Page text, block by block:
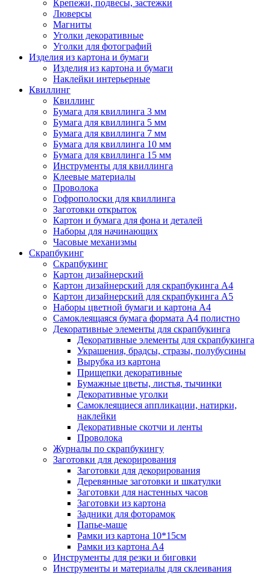
Крепежи, подвесы, застежки
Люверсы
Магниты
Уголки декоративные
Уголки для фотографий
Изделия из картона и бумаги
Изделия из картона и бумаги
Наклейки интерьерные
Квиллинг
Квиллинг
Бумага для квиллинга 3 мм
Бумага для квиллинга 5 мм
Бумага для квиллинга 7 мм
Бумага для квиллинга 10 мм
Бумага для квиллинга 15 мм
Инструменты для квиллинга
Клеевые материалы
Проволока
Гофрополоски для квиллинга
Заготовки открыток
Картон и бумага для фона и деталей
Наборы для начинающих
Часовые механизмы
Скрапбукинг
Скрапбукинг
Картон дизайнерский
Картон дизайнерский для скрапбукинга А4
Картон дизайнерский для скрапбукинга А5
Наборы цветной бумаги и картона А4
Самоклеящаяся бумага формата А4 полистно
Декоративные элементы для скрапбукинга
Декоративные элементы для скрапбукинга
Украшения, брадсы, стразы, полубусины
Вырубка из картона
Прищепки декоративные
Бумажные цветы, листья, тычинки
Декоративные уголки
Самоклеящиеся аппликации, натирки,
наклейки
Декоративные скотчи и ленты
Проволока
Журналы по скрапбукингу
Заготовки для декорирования
Заготовки для декорирования
Деревянные заготовки и шкатулки
Заготовки для настенных часов
Заготовки из картона
Задники для фоторамок
Папье-маше
Рамки из картона 10*15см
Рамки из картона А4
Инструменты для резки и биговки
Инструменты и материалы для склеивания